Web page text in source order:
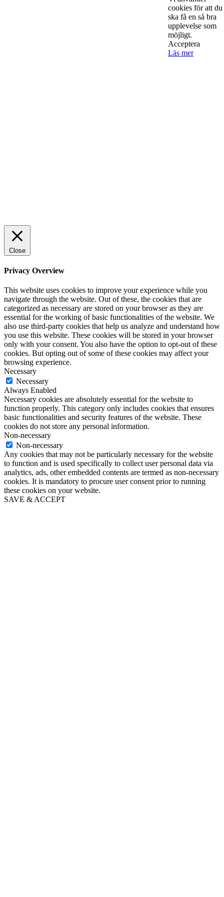
00 59 94 www.startup-media.se info@startaochdriva.se
cookies för att du
ska få en så bra
upplevelse som
möjligt.
Acceptera
Läs mer
Close
Privacy Overview
This website uses cookies to improve your experience while you
navigate through the website. Out of these, the cookies that are
categorized as necessary are stored on your browser as they are
essential for the working of basic functionalities of the website. We
also use third-party cookies that help us analyze and understand how
you use this website. These cookies will be stored in your browser
only with your consent. You also have the option to opt-out of these
cookies. But opting out of some of these cookies may affect your
browsing experience.
Necessary
Necessary
Always Enabled
Necessary cookies are absolutely essential for the website to
function properly. This category only includes cookies that ensures
basic functionalities and security features of the website. These
cookies do not store any personal information.
Non-necessary
Non-necessary
Any cookies that may not be particularly necessary for the website
to function and is used specifically to collect user personal data via
analytics, ads, other embedded contents are termed as non-necessary
cookies. It is mandatory to procure user consent prior to running
these cookies on your website.
SAVE & ACCEPT